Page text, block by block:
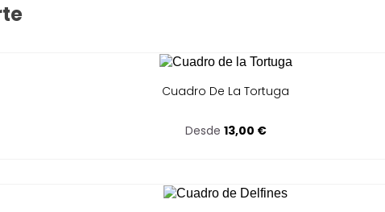
Cuadro De La Tortuga
Desde 13,00 €